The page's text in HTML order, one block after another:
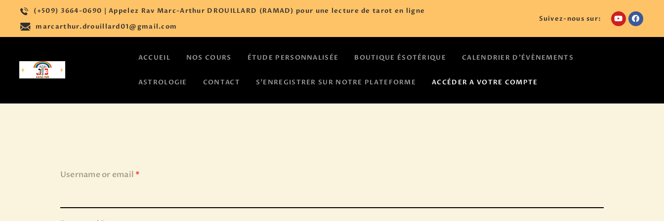
(+509) 3664-0690 | Appelez Rav Marc-Arthur DROUILLARD (RAMAD) pour une lecture de tarot en ligne
marcarthur.drouillard01@gmail.com
Suivez-nous sur:
ACCUEIL NOS COURS ÉTUDE PERSONNALISÉE BOUTIQUE ÉSOTÉRIQUE CALENDRIER D’ÉVÈNEMENTS
ASTROLOGIE CONTACT S’ENREGISTRER SUR NOTRE PLATEFORME ACCÉDER A VOTRE COMPTE
ACCUEIL
NOS COURS
ÉTUDE
PERSONNALISÉE
BOUTIQUE
ASTROLOGIE
Username or email *